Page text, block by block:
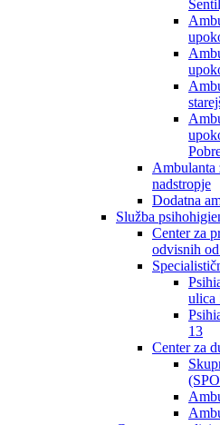
Ambulanta
nadstropje
Dodatna
Služba
Center za
odvisnih
ulica
13
Center za